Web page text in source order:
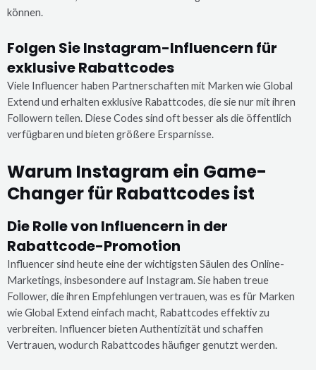
können.
Folgen Sie Instagram-Influencern für
exklusive Rabattcodes
Viele Influencer haben Partnerschaften mit Marken wie Global
Extend und erhalten exklusive Rabattcodes, die sie nur mit ihren
Followern teilen. Diese Codes sind oft besser als die öffentlich
verfügbaren und bieten größere Ersparnisse.
Warum Instagram ein Game-
Changer für Rabattcodes ist
Die Rolle von Influencern in der
Rabattcode-Promotion
Influencer sind heute eine der wichtigsten Säulen des Online-
Marketings, insbesondere auf Instagram. Sie haben treue
Follower, die ihren Empfehlungen vertrauen, was es für Marken
wie Global Extend einfach macht, Rabattcodes effektiv zu
verbreiten. Influencer bieten Authentizität und schaffen
Vertrauen, wodurch Rabattcodes häufiger genutzt werden.